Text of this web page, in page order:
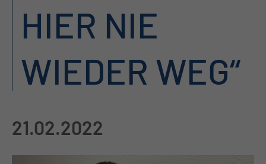
HIER NIE
WIEDER WEG“
21.02.2022